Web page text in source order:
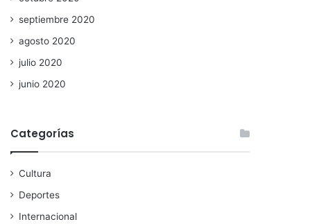
septiembre 2020
agosto 2020
julio 2020
junio 2020
Categorías
Cultura
Deportes
Internacional